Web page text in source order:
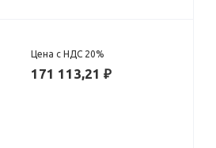
Цена с НДС 20%
171 113,21 ₽